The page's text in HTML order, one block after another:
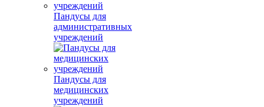
Пандусы для
административных
учреждений
Пандусы для
медицинских
учреждений